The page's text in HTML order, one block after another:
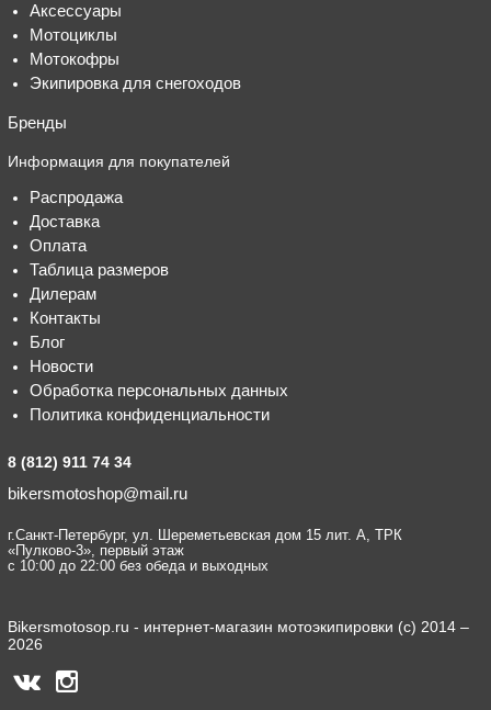
Аксессуары
Мотоциклы
Мотокофры
Экипировка для снегоходов
Бренды
Информация для покупателей
Распродажа
Доставка
Оплата
Таблица размеров
Дилерам
Контакты
Блог
Новости
Обработка персональных данных
Политика конфиденциальности
8 (812) 911 74 34
bikersmotoshop@mail.ru
г.Санкт-Петербург, ул. Шереметьевская дом 15 лит. А, ТРК
«Пулково-3», первый этаж
с 10:00 до 22:00 без обеда и выходных
Bikersmotosop.ru - интернет-магазин мотоэкипировки (c) 2014 –
2026